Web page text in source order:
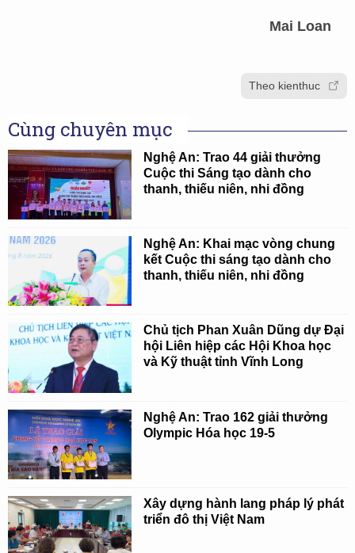
Mai Loan
Theo kienthuc
Cùng chuyên mục
Nghệ An: Trao 44 giải thưởng
Cuộc thi Sáng tạo dành cho
thanh, thiếu niên, nhi đồng
Nghệ An: Khai mạc vòng chung
kết Cuộc thi sáng tạo dành cho
thanh, thiếu niên, nhi đồng
Chủ tịch Phan Xuân Dũng dự Đại
hội Liên hiệp các Hội Khoa học
và Kỹ thuật tỉnh Vĩnh Long
Nghệ An: Trao 162 giải thưởng
Olympic Hóa học 19-5
Xây dựng hành lang pháp lý phát
triển đô thị Việt Nam